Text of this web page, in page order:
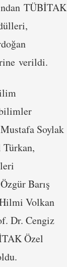
TÜBİTAK
verildi.
Soylak
Barış
Volkan
Dr. Cengiz
Özel